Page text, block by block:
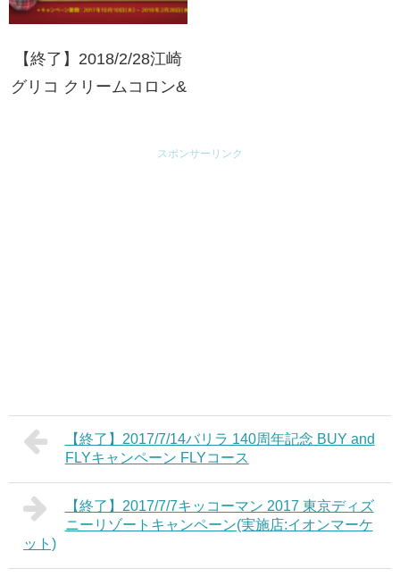
【終了】2018/2/28江崎
グリコ クリームコロン&
スポンサーリンク
【終了】2017/7/14バリラ 140周年記念 BUY and
FLYキャンペーン FLYコース
【終了】2017/7/7キッコーマン 2017 東京ディズ
ニーリゾートキャンペーン(実施店:イオンマーケ
ット)